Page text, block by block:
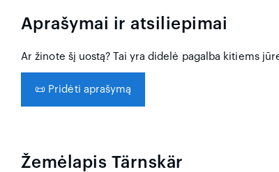
Aprašymai ir atsiliepimai
Ar žinote šį uostą? Tai yra didelė pagalba kitiems
📜 Pridėti aprašymą
Žemėlapis Tärnskär